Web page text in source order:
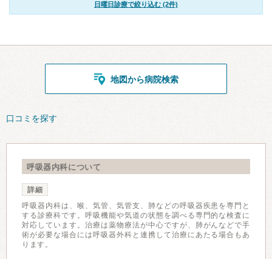
日曜日診療で絞り込む (2件)
地図から病院検索
口コミを探す
呼吸器内科について
詳細
呼吸器内科は、喉、気管、気管支、肺などの呼吸器疾患を専門と
する診療科です。呼吸機能や気道の状態を調べる専門的な検査に
対応しています。治療は薬物療法が中心ですが、肺がんなどで手
術が必要な場合には呼吸器外科と連携して治療にあたる場合もあ
ります。